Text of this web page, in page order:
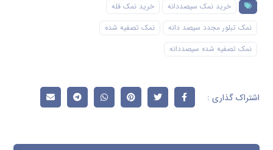
خرید نمک سیصددانه
خرید نمک فله
نمک تبلور مجدد سیصد دانه
نمک تصفیه شده
نمک تصفیه شده سیصددانه